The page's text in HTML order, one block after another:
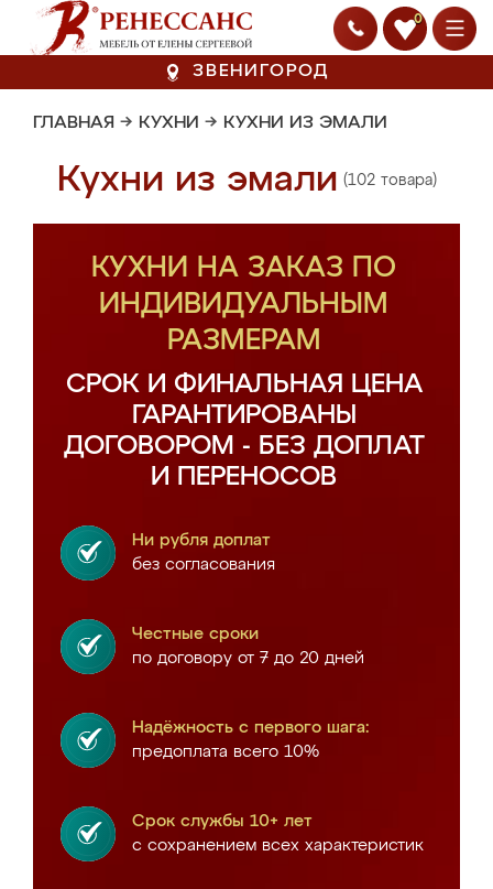
0
ЗВЕНИГОРОД
ГЛАВНАЯ → КУХНИ → КУХНИ ИЗ ЭМАЛИ
Кухни из эмали (102 товара)
КУХНИ НА ЗАКАЗ ПО
ИНДИВИДУАЛЬНЫМ
РАЗМЕРАМ
СРОК И ФИНАЛЬНАЯ ЦЕНА
ГАРАНТИРОВАНЫ
ДОГОВОРОМ - БЕЗ ДОПЛАТ
И ПЕРЕНОСОВ
Ни рубля доплат
без согласования
Честные сроки
по договору от 7 до 20 дней
Надёжность с первого шага:
предоплата всего 10%
Срок службы 10+ лет
с сохранением всех характеристик